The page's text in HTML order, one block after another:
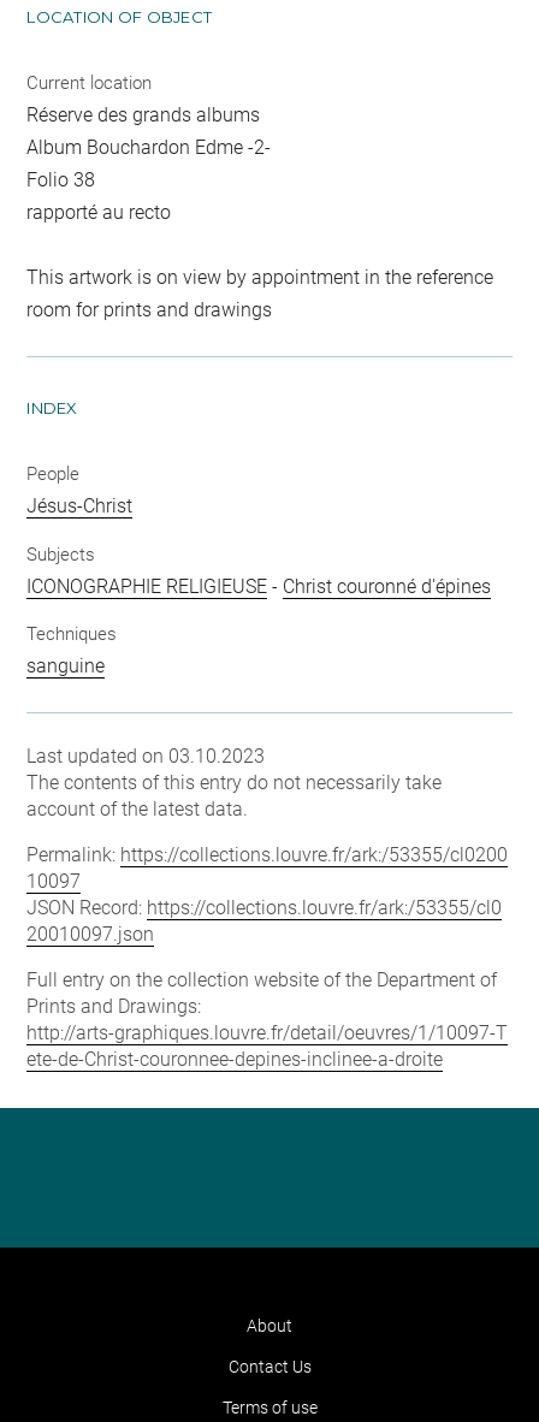
LOCATION OF OBJECT
Current location
Réserve des grands albums
Album Bouchardon Edme -2-
Folio 38
rapporté au recto
This artwork is on view by appointment in the reference
room for prints and drawings
INDEX
People
Jésus-Christ
Subjects
ICONOGRAPHIE RELIGIEUSE - Christ couronné d'épines
Techniques
sanguine
Last updated on 03.10.2023
The contents of this entry do not necessarily take
account of the latest data.
Permalink: https://collections.louvre.fr/ark:/53355/cl0200
10097
JSON Record: https://collections.louvre.fr/ark:/53355/cl0
20010097.json
Full entry on the collection website of the Department of
Prints and Drawings:
http://arts-graphiques.louvre.fr/detail/oeuvres/1/10097-T
ete-de-Christ-couronnee-depines-inclinee-a-droite
About
Contact Us
Terms of use